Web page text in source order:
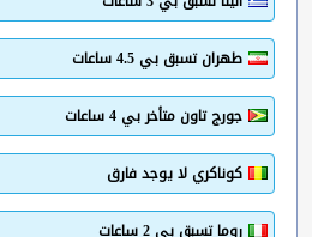
طهران تسبق بي 4.5 ساعات
جورج تاون متأخر بي 4 ساعات
كوناكري لا يوجد فارق
روما تسبق بي 2 ساعات